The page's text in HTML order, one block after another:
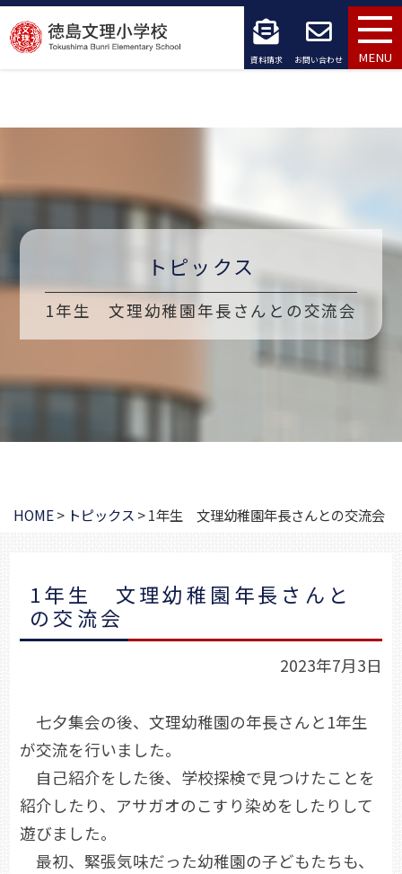
コ
ン
ン
へ
ス
ッ
資料請求 お問い合わせ MENU
トピックス
1年生 文理幼稚園年長さんとの交流会
HOME> トピックス >1年生 文理幼稚園年長さんとの交流会
1年生 文理幼稚園年長さんと
の交流会
2023年7月3日
七夕集会の後、文理幼稚園の年長さんと1年生
が交流を行いました。
自己紹介をした後、学校探検で見つけたことを
紹介したり、アサガオのこすり染めをしたりして
遊びました。
最初、緊張気味だった幼稚園の子どもたちも、